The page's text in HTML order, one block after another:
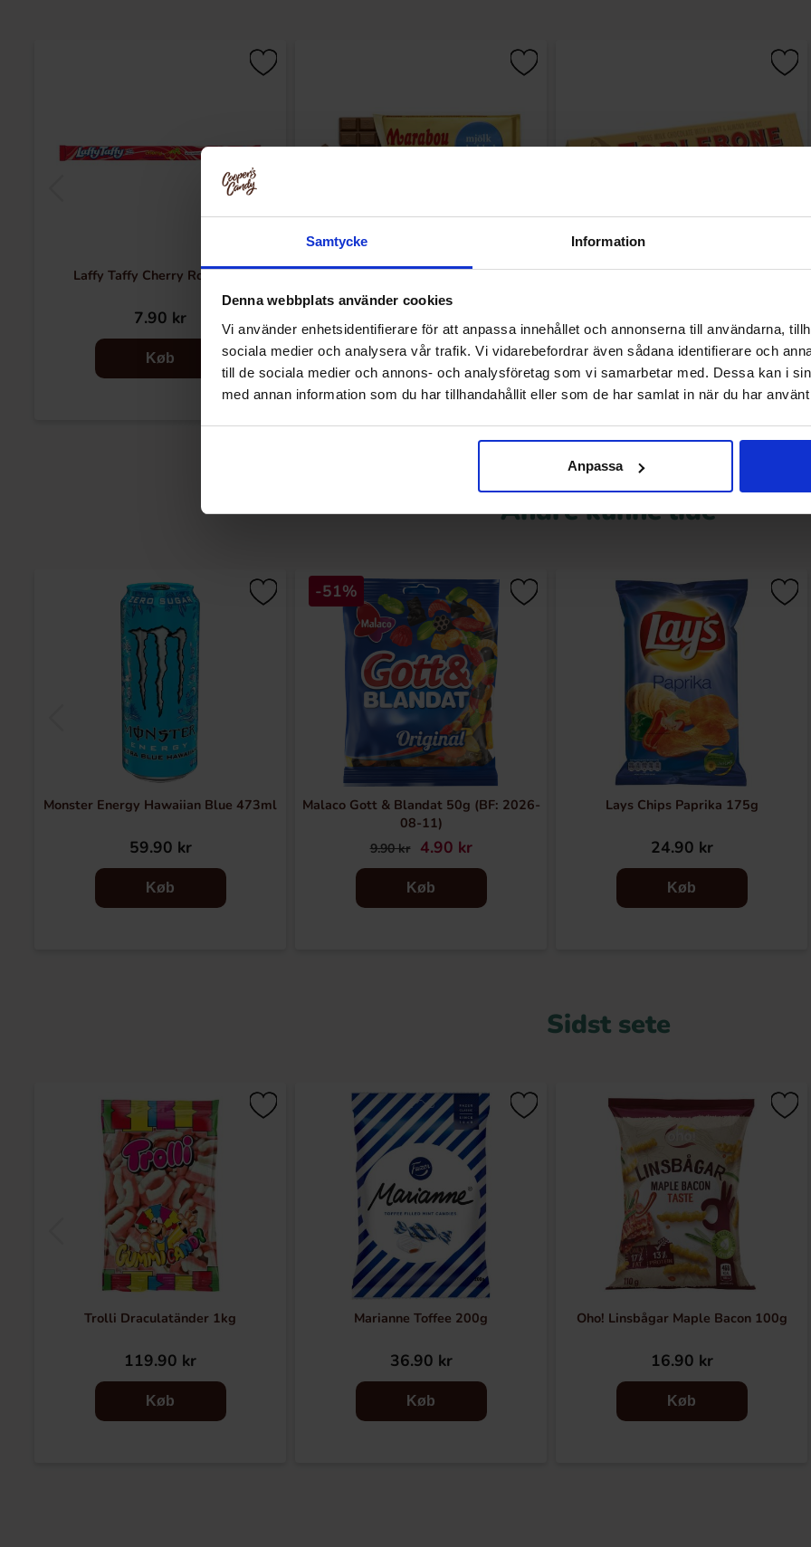
Samtycke Information
Denna webbplats använder cookies
Vi använder enhetsidentifierare för att anpassa innehållet och annonserna till användarna,
sociala medier och analysera vår trafik. Vi vidarebefordrar även sådana identifierare och
till de sociala medier och annons- och analysföretag som vi samarbetar med. Dessa kan i
med annan information som du har tillhandahållit eller som de har samlat in när du har
Anpassa
Laffy Taffy Cherry Rope 23g
7.90 kr
Køb
Marabou Chokoladebar Mælkechokolade
160g
Køb
Toblerone Stor 340g
Køb
Andre kunne lide
Monster Energy Hawaiian Blue 473ml
59.90 kr
Køb
-51%
Malaco Gott & Blandat 50g (BF: 2026-
08-11)
9.90 kr 4.90 kr
Køb
Lays Chips Paprika 175g
24.90 kr
Køb
Sidst sete
Trolli Draculatänder 1kg
119.90 kr
Køb
Marianne Toffee 200g
36.90 kr
Køb
Oho! Linsbågar Maple Bacon 100g
16.90 kr
Køb